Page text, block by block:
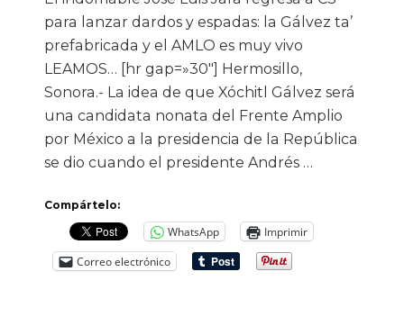
para lanzar dardos y espadas: la Gálvez ta’
prefabricada y el AMLO es muy vivo
LEAMOS… [hr gap=»30″] Hermosillo,
Sonora.- La idea de que Xóchitl Gálvez será
una candidata nonata del Frente Amplio
por México a la presidencia de la República
se dio cuando el presidente Andrés …
Compártelo:
WhatsApp
Imprimir
Correo electrónico